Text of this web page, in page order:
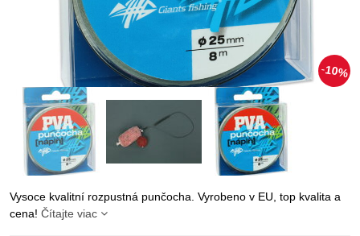
10%
Vysoce kvalitní rozpustná punčocha. Vyrobeno v EU, top kvalita a
cena! Čítajte viac